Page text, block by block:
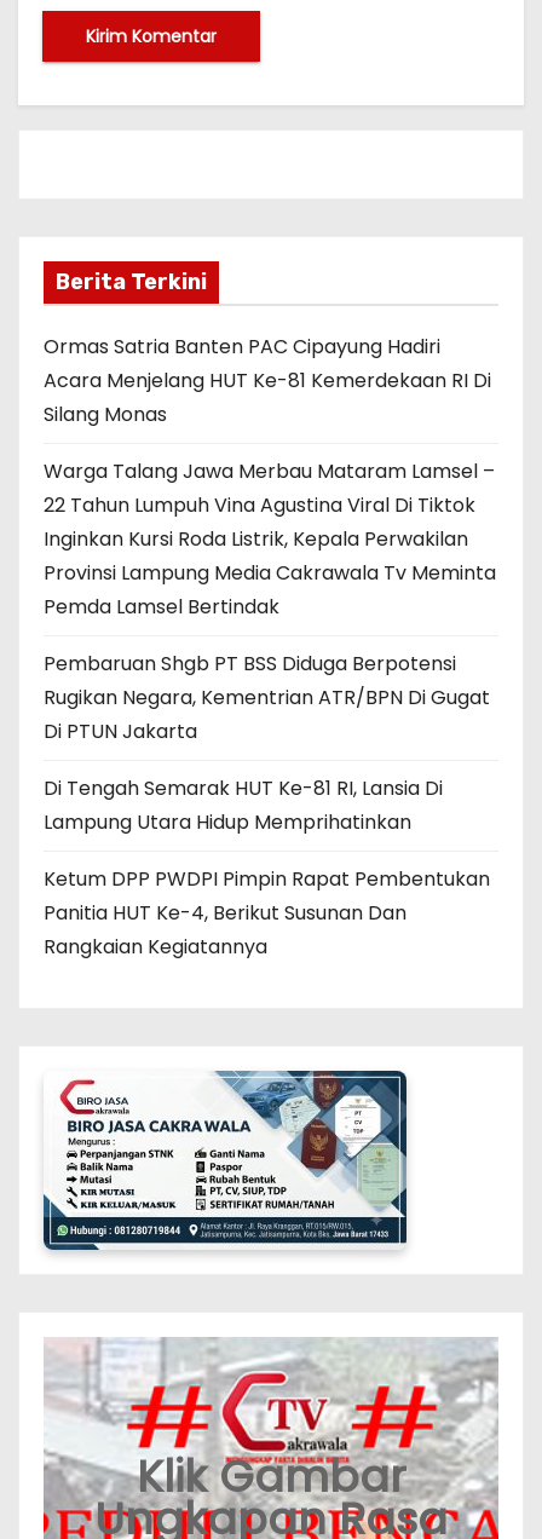
Berita Terkini
Ormas Satria Banten PAC Cipayung Hadiri
Acara Menjelang HUT Ke-81 Kemerdekaan RI Di
Silang Monas
Warga Talang Jawa Merbau Mataram Lamsel –
22 Tahun Lumpuh Vina Agustina Viral Di Tiktok
Inginkan Kursi Roda Listrik, Kepala Perwakilan
Provinsi Lampung Media Cakrawala Tv Meminta
Pemda Lamsel Bertindak
Pembaruan Shgb PT BSS Diduga Berpotensi
Rugikan Negara, Kementrian ATR/BPN Di Gugat
Di PTUN Jakarta
Di Tengah Semarak HUT Ke-81 RI, Lansia Di
Lampung Utara Hidup Memprihatinkan
Ketum DPP PWDPI Pimpin Rapat Pembentukan
Panitia HUT Ke-4, Berikut Susunan Dan
Rangkaian Kegiatannya
Klik Gambar
Ungkapan Rasa